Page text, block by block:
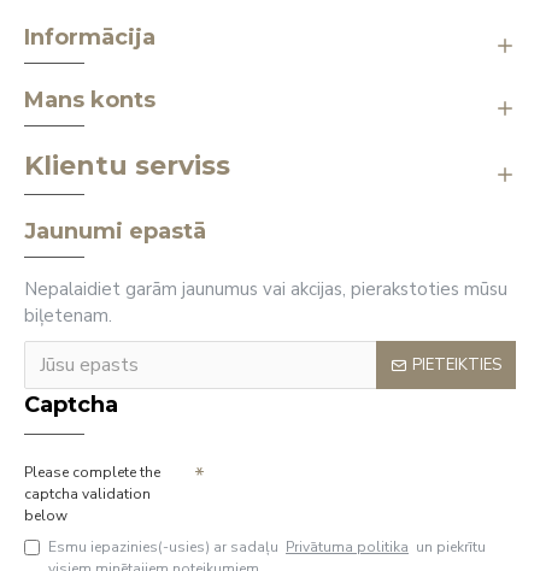
Informācija
Mans konts
Klientu serviss
Jaunumi epastā
Nepalaidiet garām jaunumus vai akcijas, pierakstoties mūsu
biļetenam.
PIETEIKTIES
Captcha
Please complete the
captcha validation
below
Esmu iepazinies(-usies) ar sadaļu Privātuma politika un piekrītu